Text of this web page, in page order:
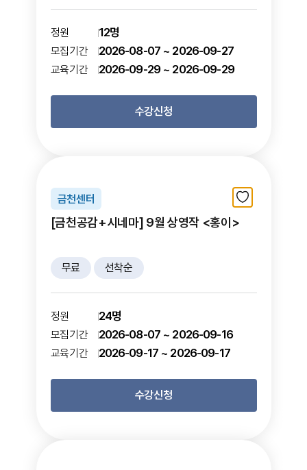
정원 12명
모집기간 2026-08-07 ~ 2026-09-27
교육기간 2026-09-29 ~ 2026-09-29
수강신청
금천센터
[금천공감+시네마] 9월 상영작 <홍이>
무료 선착순
정원 24명
모집기간 2026-08-07 ~ 2026-09-16
교육기간 2026-09-17 ~ 2026-09-17
수강신청